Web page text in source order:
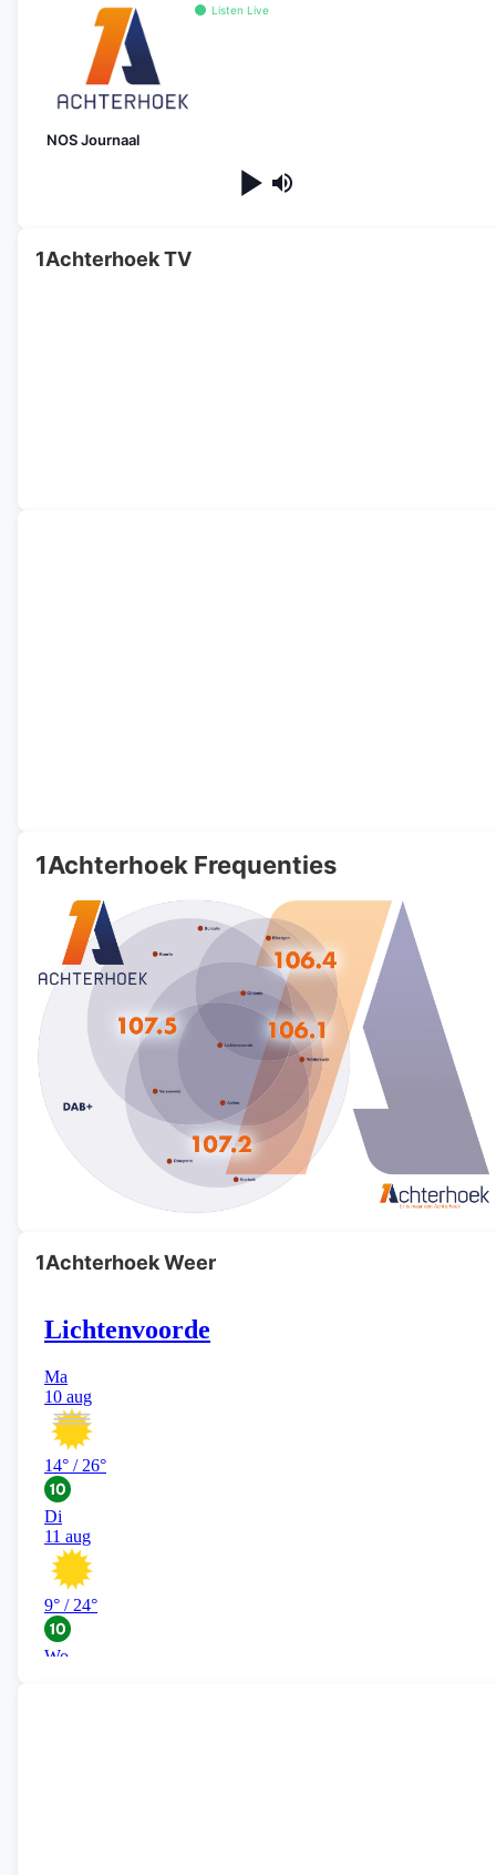
Listen Live
NOS Journaal
1Achterhoek TV
1Achterhoek Frequenties
1Achterhoek Weer